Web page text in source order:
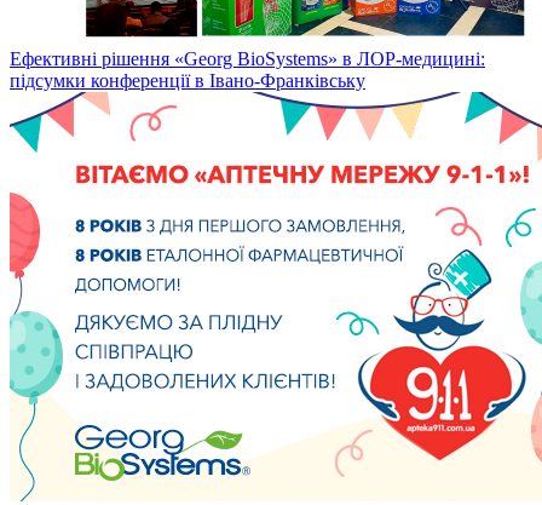
Ефективні рішення «Georg BioSystems» в ЛОР-медицині:
підсумки конференції в Івано-Франківську